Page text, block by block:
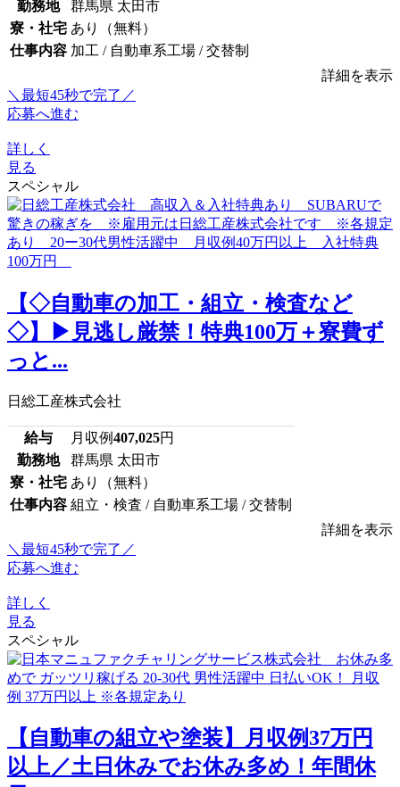
勤務地
群馬県 太田市
寮・社宅 あり（無料）
仕事内容 加工 / 自動車系工場 / 交替制
詳細を表示
＼最短45秒で完了／
応募へ進む
詳しく
見る
スペシャル
【◇自動車の加工・組立・検査など
◇】▶見逃し厳禁！特典100万＋寮費ず
っと...
日総工産株式会社
給与 月収例407,025円
勤務地
群馬県 太田市
寮・社宅 あり（無料）
仕事内容 組立・検査 / 自動車系工場 / 交替制
詳細を表示
＼最短45秒で完了／
応募へ進む
詳しく
見る
スペシャル
【自動車の組立や塗装】月収例37万円
以上／土日休みでお休み多め！年間休